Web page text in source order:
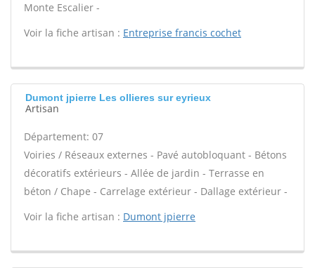
Monte Escalier -
Voir la fiche artisan : Entreprise francis cochet
Dumont jpierre Les ollieres sur eyrieux
Artisan
Département: 07
Voiries / Réseaux externes - Pavé autobloquant - Bétons
décoratifs extérieurs - Allée de jardin - Terrasse en
béton / Chape - Carrelage extérieur - Dallage extérieur -
Voir la fiche artisan : Dumont jpierre